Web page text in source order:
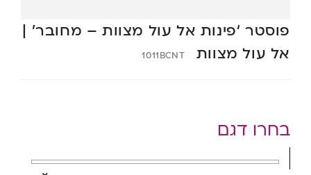
פוסטר ‘פינות אל עול מצוות – מחובר’ |
אל עול מצוות
1011BCNT
בחרו דגם